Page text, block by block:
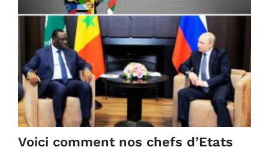
Voici comment nos chefs d’Etats